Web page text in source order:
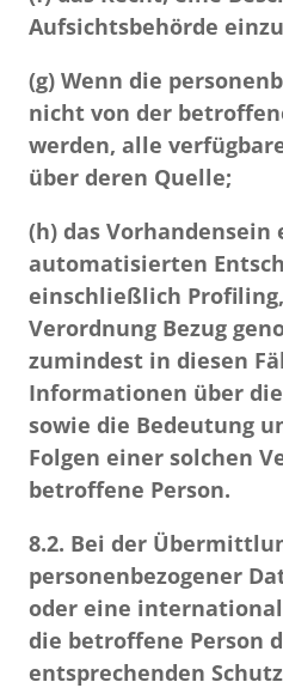
Aufsichtsbehörde
(g) Wenn die
nicht von der
werden, alle
über deren Quelle;
(h) das Vorhandensein
automatisierten
einschließlich
Verordnung Bezug
zumindest in diesen
Informationen über
sowie die Bedeutung
Folgen einer solchen
betroffene Person.
8.2. Bei der
personenbezogener
oder eine
die betroffene Person
entsprechenden